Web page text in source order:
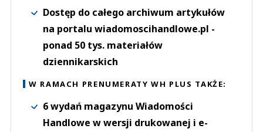
Dostęp do całego archiwum artykułów
na portalu wiadomoscihandlowe.pl -
ponad 50 tys. materiałów
dziennikarskich
W RAMACH PRENUMERATY WH PLUS TAKŻE:
6 wydań magazynu Wiadomości
Handlowe w wersji drukowanej i e-